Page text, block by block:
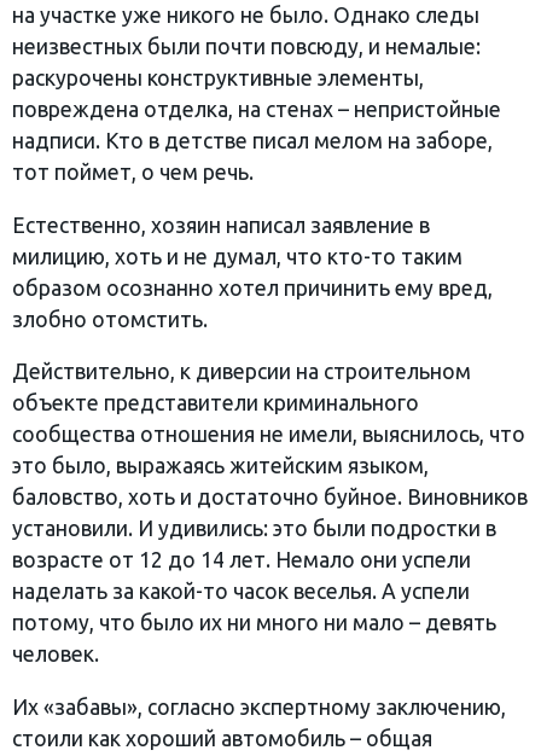
на участке уже никого не было. Однако следы
неизвестных были почти повсюду, и немалые:
раскурочены конструктивные элементы,
повреждена отделка, на стенах – непристойные
надписи. Кто в детстве писал мелом на заборе,
тот поймет, о чем речь.
Естественно, хозяин написал заявление в
милицию, хоть и не думал, что кто-то таким
образом осознанно хотел причинить ему вред,
злобно отомстить.
Действительно, к диверсии на строительном
объекте представители криминального
сообщества отношения не имели, выяснилось, что
это было, выражаясь житейским языком,
баловство, хоть и достаточно буйное. Виновников
установили. И удивились: это были подростки в
возрасте от 12 до 14 лет. Немало они успели
наделать за какой-то часок веселья. А успели
потому, что было их ни много ни мало – девять
человек.
Их «забавы», согласно экспертному заключению,
стоили как хороший автомобиль – общая